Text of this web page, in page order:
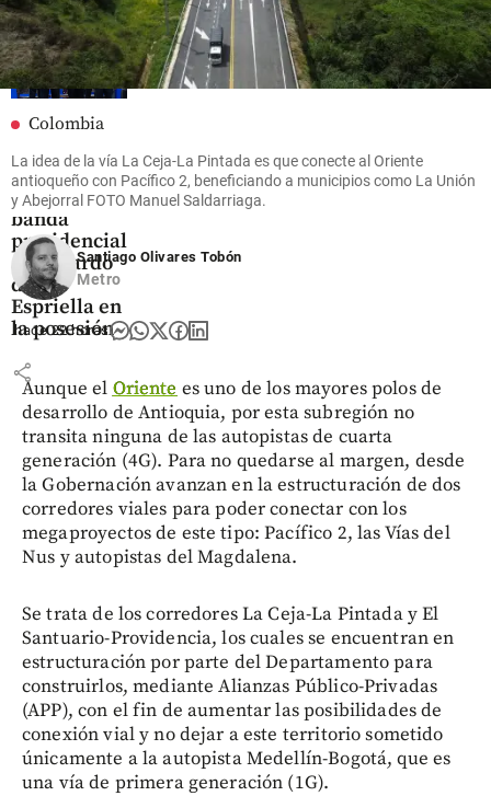
Colombia
El “señor de
la panela” le
ajustó la
banda
presidencial
a Abelardo
de la
Espriella en
la posesión
share
La idea de la vía La Ceja-La Pintada es que conecte al Oriente
antioqueño con Pacífico 2, beneficiando a municipios como La Unión
y Abejorral FOTO Manuel Saldarriaga.
Santiago Olivares Tobón
Metro
hace 22 horas
Aunque el Oriente es uno de los mayores polos de
desarrollo de Antioquia, por esta subregión no
transita ninguna de las autopistas de cuarta
generación (4G). Para no quedarse al margen, desde
la Gobernación avanzan en la estructuración de dos
corredores viales para poder conectar con los
megaproyectos de este tipo: Pacífico 2, las Vías del
Nus y autopistas del Magdalena.
Se trata de los corredores La Ceja-La Pintada y El
Santuario-Providencia, los cuales se encuentran en
estructuración por parte del Departamento para
construirlos, mediante Alianzas Público-Privadas
(APP), con el fin de aumentar las posibilidades de
conexión vial y no dejar a este territorio sometido
únicamente a la autopista Medellín-Bogotá, que es
una vía de primera generación (1G).